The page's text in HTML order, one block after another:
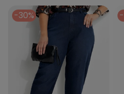
-30% -